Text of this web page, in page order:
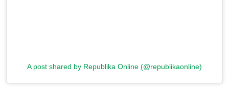
A post shared by Republika Online (@republikaonline)